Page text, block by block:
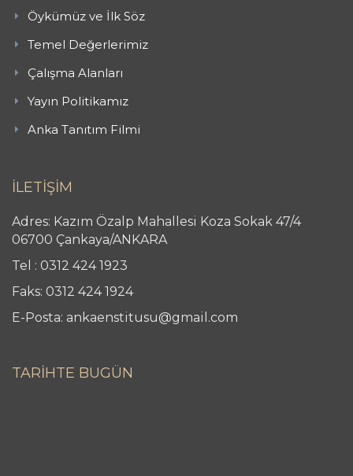
Öykümüz ve İlk Söz
Temel Değerlerimiz
Çalışma Alanları
Yayın Politikamız
Anka Tanıtım Filmi
İLETİŞİM
Adres: Kazım Özalp Mahallesi Koza Sokak 47/4
06700 Çankaya/ANKARA
Tel : 0312 424 1923
Faks: 0312 424 1924
E-Posta: ankaenstitusu@gmail.com
TARİHTE BUGÜN